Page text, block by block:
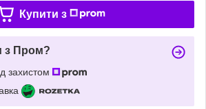
Купити з
з Пром?
захистом